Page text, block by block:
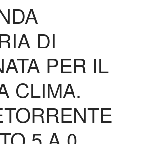
Codice di Condotta
Maglie Ritirate
Squadra
Partners
Contatti
Biglietteria
Lo Stadio
DI
PER IL
CLIMA.